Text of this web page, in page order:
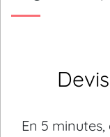
En 5